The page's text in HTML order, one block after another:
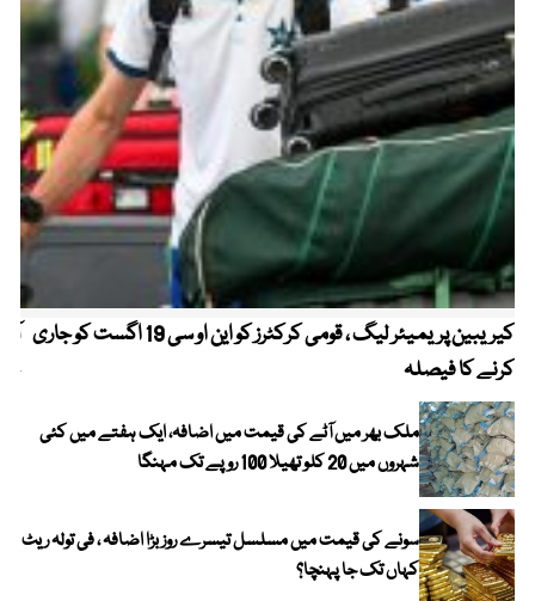
کیریبین پریمیئر لیگ ، قومی کرکٹرز کو این او سی 19 اگست کو جاری
کرنے کا فیصلہ
ملک بھر میں آٹے کی قیمت میں اضافہ، ایک ہفتے میں کئی
شہروں میں 20 کلو تھیلا 100 روپے تک مہنگا
سونے کی قیمت میں مسلسل تیسرے روز بڑا اضافہ ، فی تولہ ریٹ
کہاں تک جا پہنچا؟